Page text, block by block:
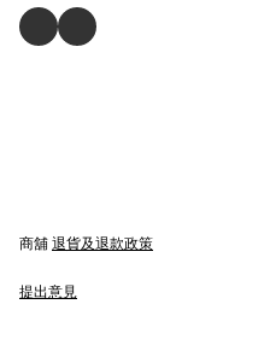
商舖 退貨及退款政策
提出意見